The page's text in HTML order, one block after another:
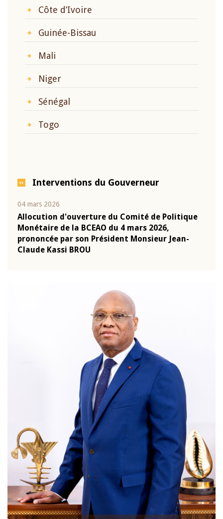
Côte d’Ivoire
Guinée-Bissau
Mali
Niger
Sénégal
Togo
Interventions du Gouverneur
04 mars 2026
Allocution d'ouverture du Comité de Politique
Monétaire de la BCEAO du 4 mars 2026,
prononcée par son Président Monsieur Jean-
Claude Kassi BROU